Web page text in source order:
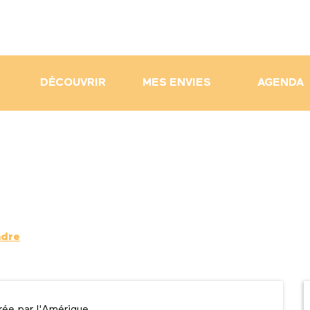
DÉCOUVRIR MES ENVIES AGENDA